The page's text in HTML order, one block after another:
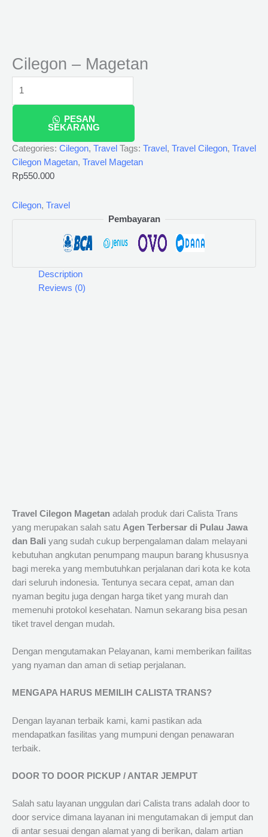
Cilegon – Magetan
PESAN
SEKARANG
Categories: Cilegon, Travel Tags: Travel , Travel Cilegon, Travel
Cilegon Magetan, Travel Magetan
Rp550.000
Cilegon, Travel
Pembayaran
Description
Reviews (0)
Travel Cilegon Magetan adalah produk dari Calista Trans
yang merupakan salah satu Agen Terbersar di Pulau Jawa
dan Bali yang sudah cukup berpengalaman dalam melayani
kebutuhan angkutan penumpang maupun barang khususnya
bagi mereka yang membutuhkan perjalanan dari kota ke kota
dari seluruh indonesia. Tentunya secara cepat, aman dan
nyaman begitu juga dengan harga tiket yang murah dan
memenuhi protokol kesehatan. Namun sekarang bisa pesan
tiket travel dengan mudah.
Dengan mengutamakan Pelayanan, kami memberikan failitas
yang nyaman dan aman di setiap perjalanan.
MENGAPA HARUS MEMILIH CALISTA TRANS?
Dengan layanan terbaik kami, kami pastikan ada
mendapatkan fasilitas yang mumpuni dengan penawaran
terbaik.
DOOR TO DOOR PICKUP / ANTAR JEMPUT
Salah satu layanan unggulan dari Calista trans adalah door to
door service dimana layanan ini mengutamakan di jemput dan
di antar sesuai dengan alamat yang di berikan, dalam artian